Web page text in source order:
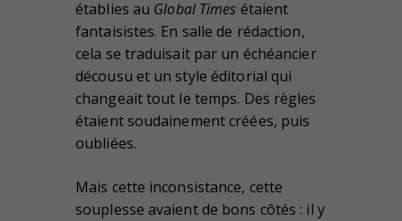
établies au Global Times étaient
fantaisistes. En salle de rédaction,
cela se traduisait par un échéancier
décousu et un style éditorial qui
changeait tout le temps. Des règles
étaient soudainement créées, puis
oubliées.
Mais cette inconsistance, cette
souplesse avaient de bons côtés : il y